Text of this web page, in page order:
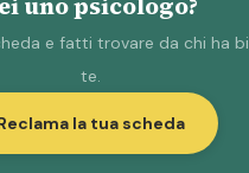
e fatti trovare da chi ha
te.
la tua scheda